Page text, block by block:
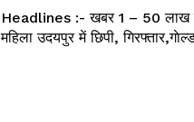
Headlines :- खबर 1 – 50 लाख
महिला उदयपुर में छिपी,